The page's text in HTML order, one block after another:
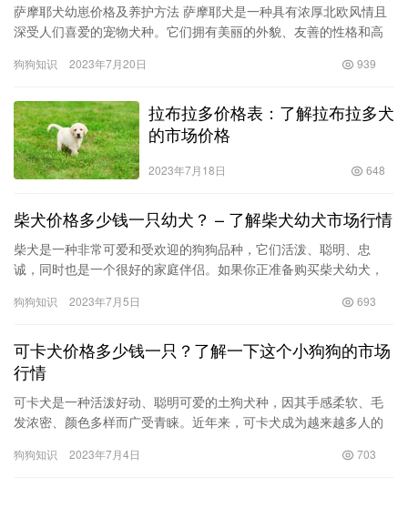
萨摩耶犬幼崽价格及养护方法 萨摩耶犬是一种具有浓厚北欧风情且
深受人们喜爱的宠物犬种。它们拥有美丽的外貌、友善的性格和高
犬的…
狗狗知识 2023年7月20日 939
拉布拉多价格表：了解拉布拉多犬
的市场价格
2023年7月18日 648
柴犬价格多少钱一只幼犬？ – 了解柴犬幼犬市场行情
柴犬是一种非常可爱和受欢迎的狗狗品种，它们活泼、聪明、忠
诚，同时也是一个很好的家庭伴侣。如果你正准备购买柴犬幼犬，
的价…
狗狗知识 2023年7月5日 693
可卡犬价格多少钱一只？了解一下这个小狗狗的市场
行情
可卡犬是一种活泼好动、聪明可爱的土狗犬种，因其手感柔软、毛
发浓密、颜色多样而广受青睐。近年来，可卡犬成为越来越多人的
下面让…
狗狗知识 2023年7月4日 703